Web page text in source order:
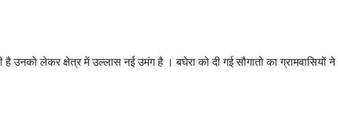
है उनको लेकर क्षेत्र में उल्लास नई उमंग है । बघेरा को दी गई सौगातो का ग्रामवासियों ने